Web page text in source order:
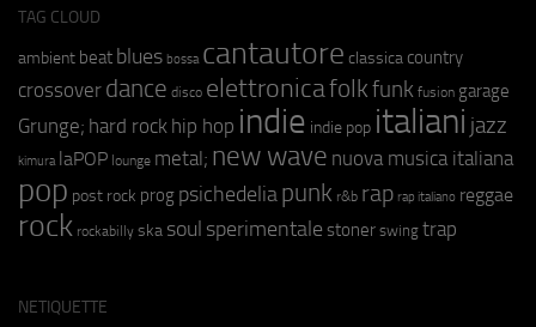
TAG CLOUD
ambient beat blues bossa cantautore classica country
crossover dance disco elettronicafolkfunk fusion garage
Grunge; hard rock hip hop indie indie pop italiani jazz
kimura laPOP lounge metal; new wave nuova musica italiana
pop post rock prog psichedeliapunk r&b rap rap italiano reggae
rock rockabilly ska soul sperimentale stoner swing trap
NETIQUETTE